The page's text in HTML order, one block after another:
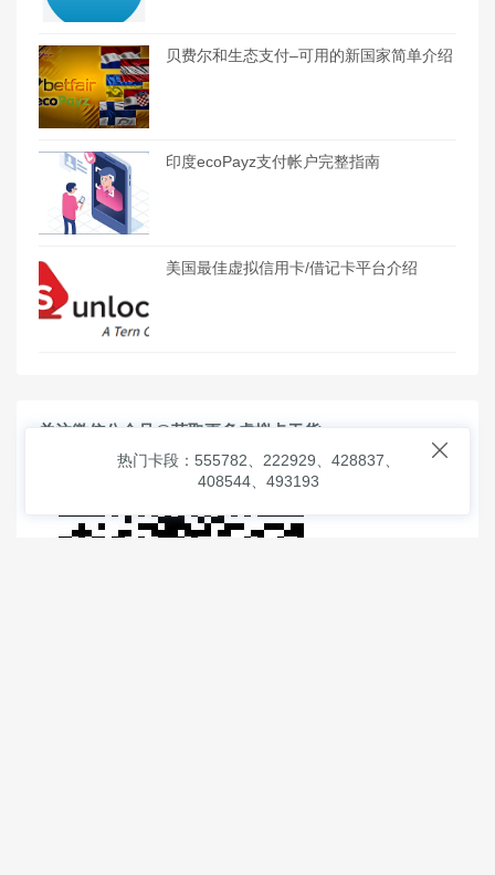
贝费尔和生态支付–可用的新国家简单介绍
印度ecoPayz支付帐户完整指南
美国最佳虚拟信用卡/借记卡平台介绍
关注微信公众号@获取更多虚拟卡干货

热门卡段：555782、222929、428837、
408544、493193